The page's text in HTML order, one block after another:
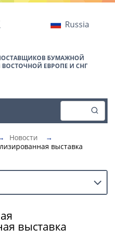
Russia
БУМАЖНОЙ
ЕВРОПЕ И СНГ
Новости
→
выставка
выставка